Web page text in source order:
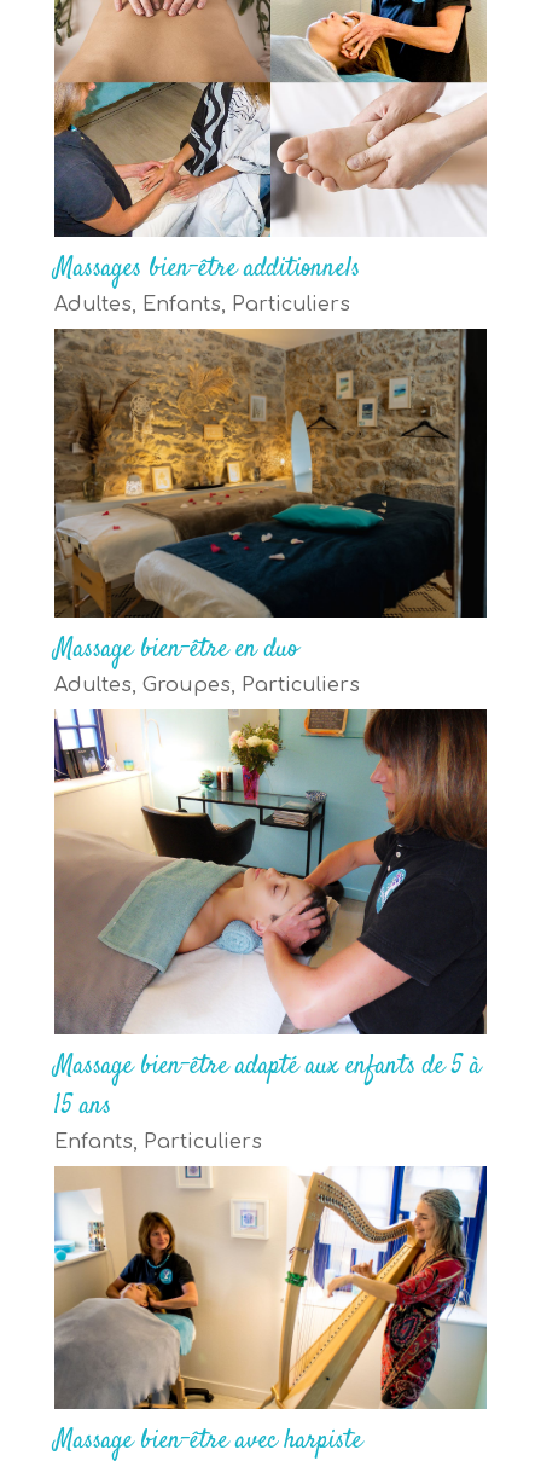
Massages bien-être additionnels
Adultes, Enfants, Particuliers
Massage bien-être en duo
Adultes, Groupes, Particuliers
Massage bien-être adapté aux enfants de 5 à
15 ans
Enfants Particuliers
Massage bien-être avec harpiste